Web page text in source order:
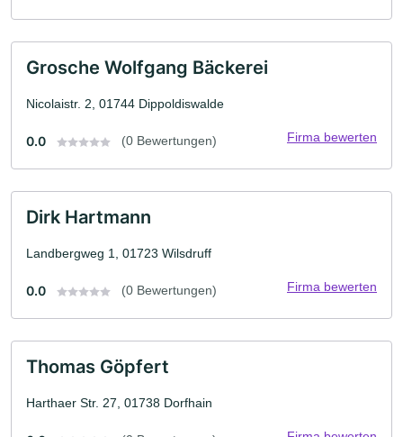
Grosche Wolfgang Bäckerei
Nicolaistr. 2, 01744 Dippoldiswalde
0.0 (0 Bewertungen) Firma bewerten
Dirk Hartmann
Landbergweg 1, 01723 Wilsdruff
0.0 (0 Bewertungen) Firma bewerten
Thomas Göpfert
Harthaer Str. 27, 01738 Dorfhain